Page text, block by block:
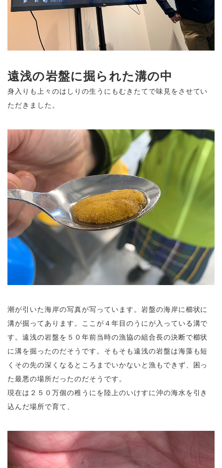
遠浅の岩盤に掘られた溝の中
身入りも上々のはしりの生うにもむきたてで味見をさせてい
ただきました。
潮が引いた海岸の写真が写っています。岩盤の海岸に櫛状に
溝が掘ってあります。ここが４年目のうにが入っている溝で
す。遠浅の岩盤を５０年前当時の漁協の組合長の決断で櫛状
に溝を掘ったのだそうです。そもそも遠浅の岩盤は海藻も短
くその先の深くなるところまでいかないと漁もできず、困っ
た最悪の場所だったのだそうです。
現在は２５０万個の稚うにを陸上のいけすに沖の海水を引き
込んだ場所で育て、